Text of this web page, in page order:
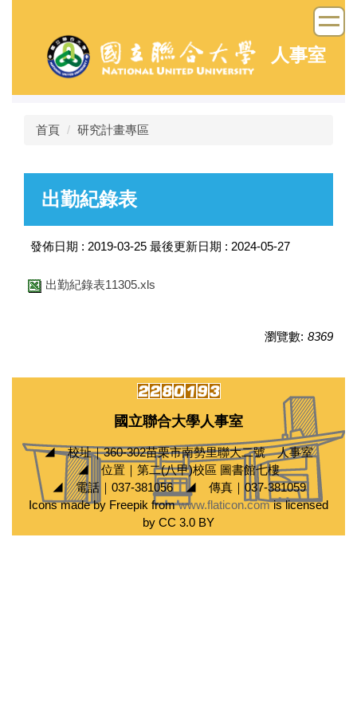
容
人事室
首頁 研究計畫專區
出勤紀錄表
發佈日期 : 2019-03-25 最後更新日期 : 2024-05-27
出勤紀錄表11305.xls
瀏覽數: 8369
國立聯合大學人事室
◢ 校址｜360-302苗栗市南勢里聯大二號 人事室
◢ 位置｜第二(八甲)校區 圖書館七樓
◢ 電話｜037-381056 ◢ 傳真｜037-381059
Icons made by Freepik fromwww.flaticon.comis licensed
by CC 3.0 BY